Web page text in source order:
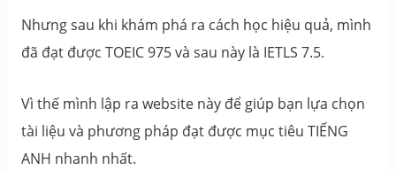
Nhưng sau khi khám phá ra cách học hiệu quả, mình
đã đạt được TOEIC 975 và sau này là IETLS 7.5.
Vì thế mình lập ra website này để giúp bạn lựa chọn
tài liệu và phương pháp đạt được mục tiêu TIẾNG
ANH nhanh nhất.